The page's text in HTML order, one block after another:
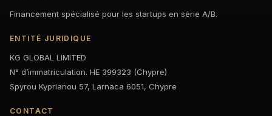
Financement spécialisé pour les startups en série A/B.
ENTITÉ JURIDIQUE
KG GLOBAL LIMITED
N° d’immatriculation. HE 399323 (Chypre)
Spyrou Kyprianou 57, Larnaca 6051, Chypre
CONTACT